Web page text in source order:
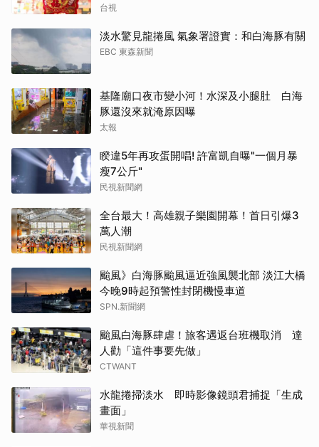
台視
淡水驚見龍捲風 氣象署證實：和白海豚有關
EBC 東森新聞
基隆廟口夜市變小河！水深及小腿肚 白海
豚還沒來就淹原因曝
太報
睽違5年再攻蛋開唱! 許富凱自曝"一個月暴
瘦7公斤"
民視新聞網
全台最大！高雄親子樂園開幕！首日引爆3
萬人潮
民視新聞網
颱風》白海豚颱風逼近強風襲北部 淡江大橋
今晚9時起預警性封閉機慢車道
SPN.新聞網
颱風白海豚肆虐！旅客遇返台班機取消 達
人勸「這件事要先做」
CTWANT
水龍捲掃淡水 即時影像鏡頭君捕捉「生成
畫面」
華視新聞